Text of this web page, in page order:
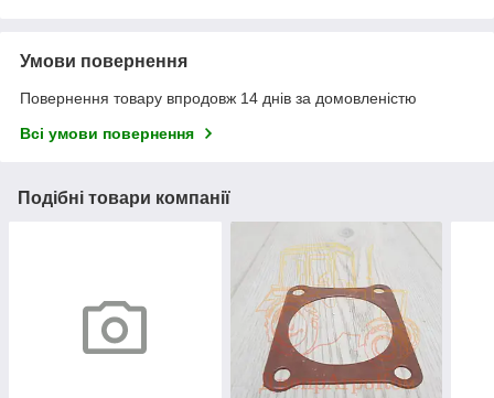
Умови повернення
Повернення товару впродовж 14 днів за домовленістю
Всі умови повернення
Подібні товари компанії